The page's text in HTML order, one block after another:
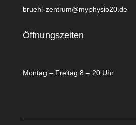
bruehl-zentrum@myphysio20.de
Öffnungszeiten
Montag – Freitag 8 – 20 Uhr